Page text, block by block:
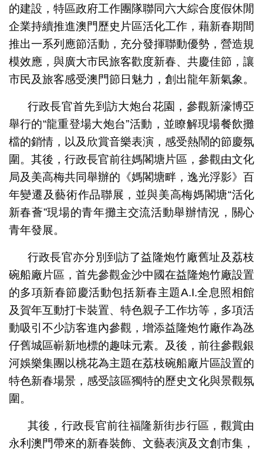
的建設，特區政府工作團隊聯同六大綜合度假休閒
企業持續推進澳門歷史片區活化工作，藉新春期間
推出一系列應節活動，充分發揮聯動優勢，營造規
模效應，與廣大市民旅客歡度新春、共慶佳節，讓
市民及旅客感受澳門節日魅力，創出龍年新氣象。
行政長官首先到訪大炮台花園，參觀新濠博亞
舉行的“龍重登場大炮台”活動，並瞭解現場餐飲攤
檔的銷情，以及欣賞音樂表演，感受熱鬧的節慶氛
圍。其後，行政長官前往媽閣塘片區，參觀由文化
局及美高梅共同舉辦的《媽閣塘畔，逸光浮影》百
年變遷及藝術作品聯展，並與美高梅媽閣塘“活化
新春薈”現場的青年攤主交流活動舉辦情況，關心
青年發展。
行政長官亦分別到訪了益隆炮竹廠舊址及荔枝
碗船廠片區，首先參觀金沙中國在益隆炮竹廠設置
的多項新春節慶活動包括新春主題A.I.全息照相館
及賀年互動打卡裝置、特色親子工作坊等，多項活
動吸引不少訪客進內參觀，增添益隆炮竹廠作為氹
仔舊城區嶄新地標的趣味元素。及後，前往參觀銀
河娛樂集團以桃花為主題在荔枝碗船廠片區設置的
特色新春場景，感受該區獨特的歷史文化與景觀氛
圍。
其後，行政長官前往福隆新街步行區，觀賞由
永利澳門帶來的新春裝飾、文藝表演及文創市集，